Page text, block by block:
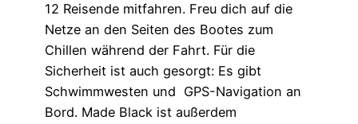
12 Reisende mitfahren. Freu dich auf die
Netze an den Seiten des Bootes zum
Chillen während der Fahrt. Für die
Sicherheit ist auch gesorgt: Es gibt
Schwimmwesten und GPS-Navigation an
Bord. Made Black ist außerdem